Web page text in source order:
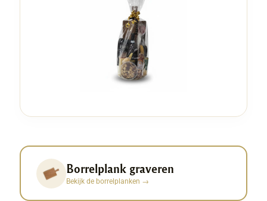
Borrelplank graveren
Bekijk de borrelplanken →